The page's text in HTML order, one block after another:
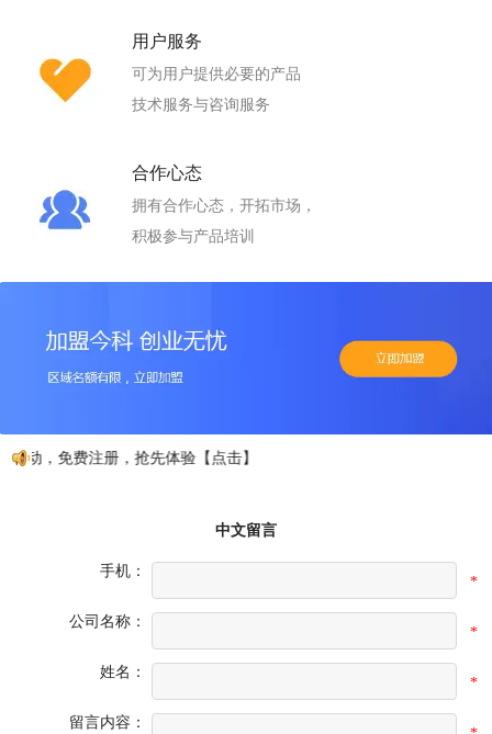
用户服务
可为用户提供必要的产品
技术服务与咨询服务
合作心态
拥有合作心态，开拓市场，
积极参与产品培训
动，免费注册，抢先体验【点击】
中文留言
手机：
*
公司名称：
*
姓名：
*
留言内容：